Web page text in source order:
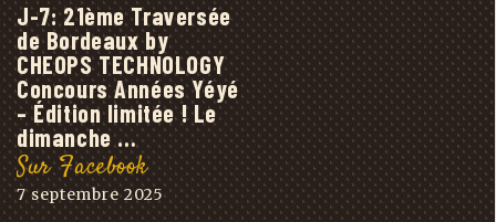
J-7: 21ème Traversée
de Bordeaux by
CHEOPS TECHNOLOGY
Concours Années Yéyé
– Édition limitée ! Le
dimanche …
Sur Facebook
7 septembre 2025